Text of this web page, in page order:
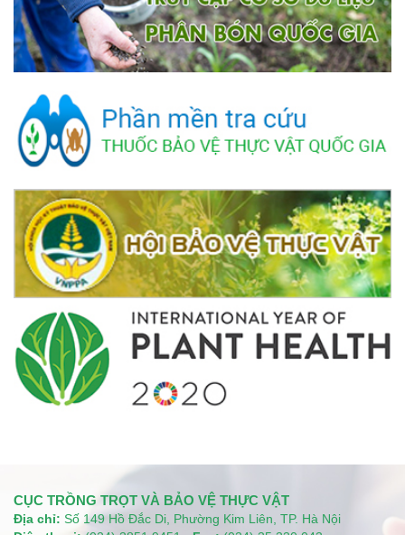
CỤC TRỒNG TRỌT VÀ BẢO VỆ THỰC VẬT
Địa chỉ: Số 149 Hồ Đắc Di, Phường Kim Liên, TP. Hà Nội